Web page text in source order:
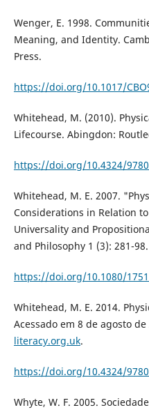
Wenger, E. 1998.
Meaning, and Identity.
Press.
https://doi.org/10.1017/
Whitehead, M. (2010).
Lifecourse. Abingdon:
https://doi.org/10.4324/
Whitehead, M. E. 2007.
Considerations in Relation
Universality and
and Philosophy 1 (3): 281-98.
https://doi.org/10.1080/
Whitehead, M. E. 2014.
Acessado em 8 de agosto de
literacy.org.uk.
https://doi.org/10.4324/
Whyte, W. F. 2005.